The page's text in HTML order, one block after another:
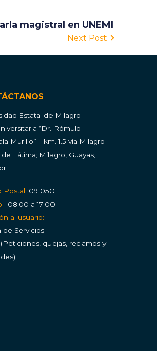
magistral en UNEMI
Next Post
Estatal de Milagro
“Dr. Rómulo
Murillo” – km. 1.5 vía Milagro –
Fátima; Milagro, Guayas,
Postal: 091050
08:00 a 17:00
al usuario:
de Servicios
quejas, reclamos y